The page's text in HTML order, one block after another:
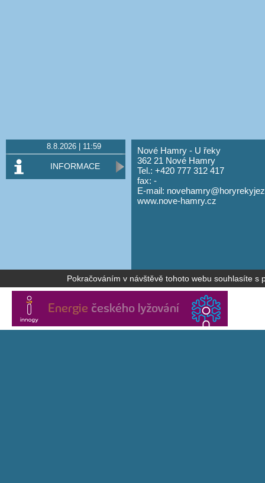
Nové Hamry - U řeky
362 21 Nové Hamry
Tel.: +420 777 312 417
fax: -
E-mail:
www.nove-hamry.cz
8.8.2026 | 11:59
INFORMACE
Pokračováním v návštěvě tohoto webu souhlasíte